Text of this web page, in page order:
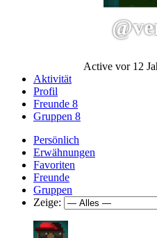
Active vor 12
Aktivität
Profil
Freunde 8
Gruppen 8
Persönlich
Erwähnungen
Favoriten
Freunde
Gruppen
Zeige: